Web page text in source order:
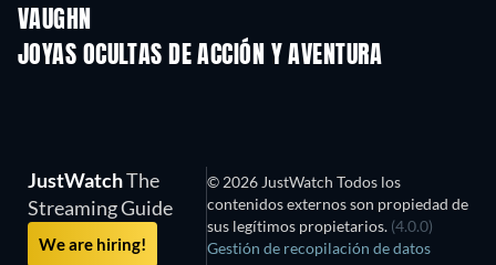
VAUGHN
JOYAS OCULTAS DE ACCIÓN Y AVENTURA
JustWatchThe
Streaming Guide
We are hiring!
© 2026 JustWatch Todos los
contenidos externos son propiedad de
sus legítimos propietarios. (4.0.0)
Gestión de recopilación de datos